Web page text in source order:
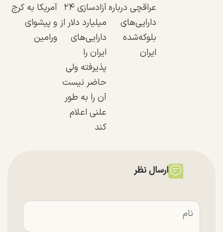
عراقچی درباره
دارایی‌های
بلوکه‌شده
ایران
آزادسازی ۲۴
میلیارد دلار از
دارایی‌های
ایران را
پذیرفته ولی
حاضر نیست
آن را به طور
علنی اعلام
کند
آمریکا به کرج
و پیشوای
ورامین
ارسال نظر